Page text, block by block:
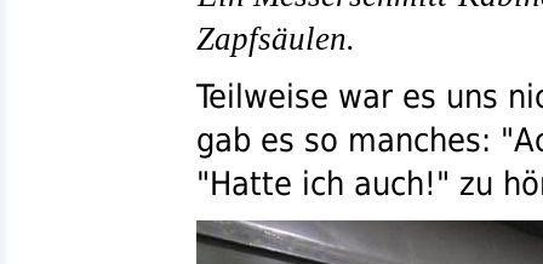
Zapfsäulen.
Teilweise war es uns
gab es so manches:
"Hatte ich auch!" zu